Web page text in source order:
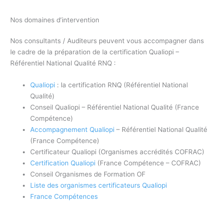
Nos domaines d’intervention
Nos consultants / Auditeurs peuvent vous accompagner dans
le cadre de la préparation de la certification Qualiopi –
Référentiel National Qualité RNQ :
Qualiopi : la certification RNQ (Référentiel National
Qualité)
Conseil Qualiopi – Référentiel National Qualité (France
Compétence)
Accompagnement Qualiopi – Référentiel National Qualité
(France Compétence)
Certificateur Qualiopi (Organismes accrédités COFRAC)
Certification Qualiopi (France Compétence – COFRAC)
Conseil Organismes de Formation OF
Liste des organismes certificateurs Qualiopi
France Compétences